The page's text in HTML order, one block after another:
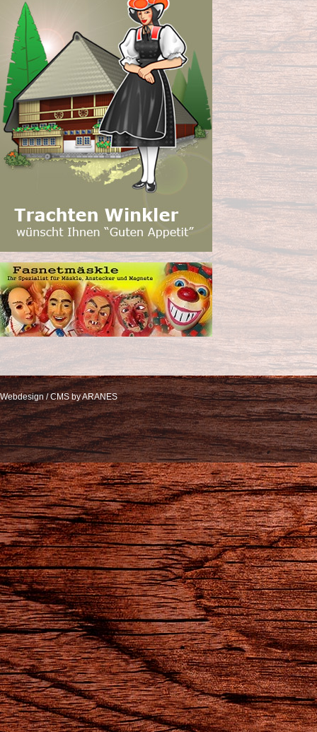
Webdesign / CMS by ARANES